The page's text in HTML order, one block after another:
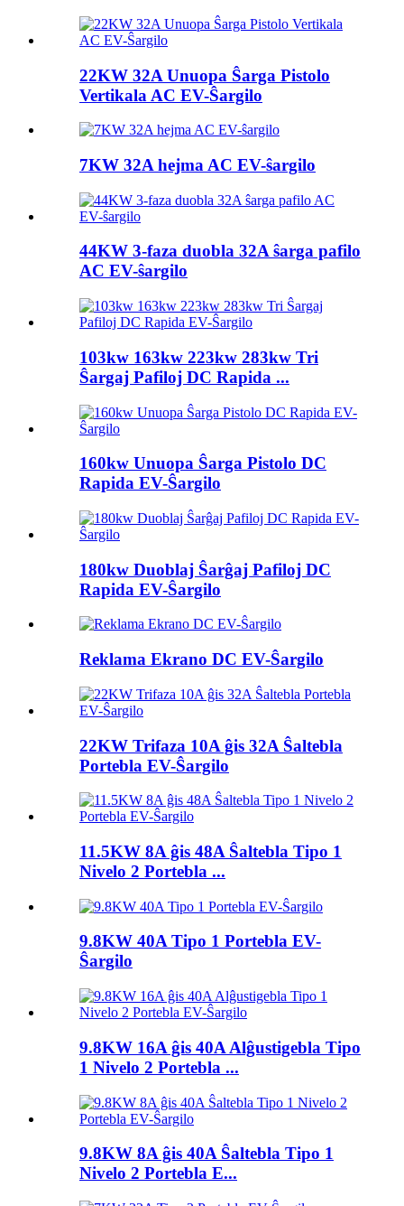
22KW 32A Unuopa Ŝarga Pistolo
Vertikala AC EV-Ŝargilo
7KW 32A hejma AC EV-ŝargilo
44KW 3-faza duobla 32A ŝarga pafilo
AC EV-ŝargilo
103kw 163kw 223kw 283kw Tri
Ŝargaj Pafiloj DC Rapida ...
160kw Unuopa Ŝarga Pistolo DC
Rapida EV-Ŝargilo
180kw Duoblaj Ŝarĝaj Pafiloj DC
Rapida EV-Ŝargilo
Reklama Ekrano DC EV-Ŝargilo
22KW Trifaza 10A ĝis 32A Ŝaltebla
Portebla EV-Ŝargilo
11.5KW 8A ĝis 48A Ŝaltebla Tipo 1
Nivelo 2 Portebla ...
9.8KW 40A Tipo 1 Portebla EV-
Ŝargilo
9.8KW 16A ĝis 40A Alĝustigebla Tipo
1 Nivelo 2 Portebla ...
9.8KW 8A ĝis 40A Ŝaltebla Tipo 1
Nivelo 2 Portebla E...